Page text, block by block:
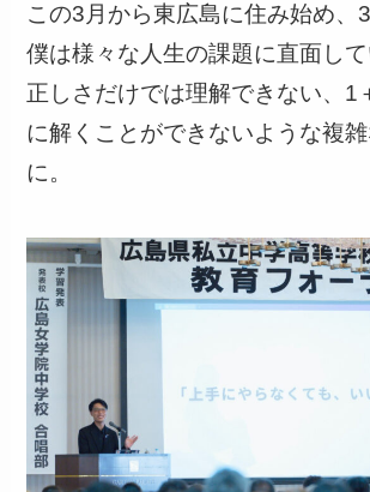
この3月から東広島に住み始め、
僕は様々な人生の課題に直面して
正しさだけでは理解できない、1
に解くことができないような複
に。